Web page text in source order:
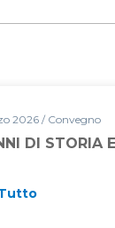
2026 / Convegno
DI STORIA